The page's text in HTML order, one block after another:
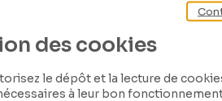
des cookies
le dépôt et la lecture de
à leur bon